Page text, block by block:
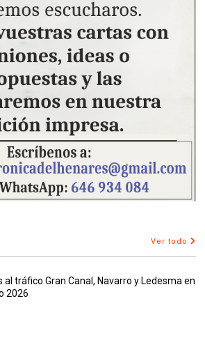
Ver todo
al tráfico Gran Canal, Navarro y Ledesma en
2026